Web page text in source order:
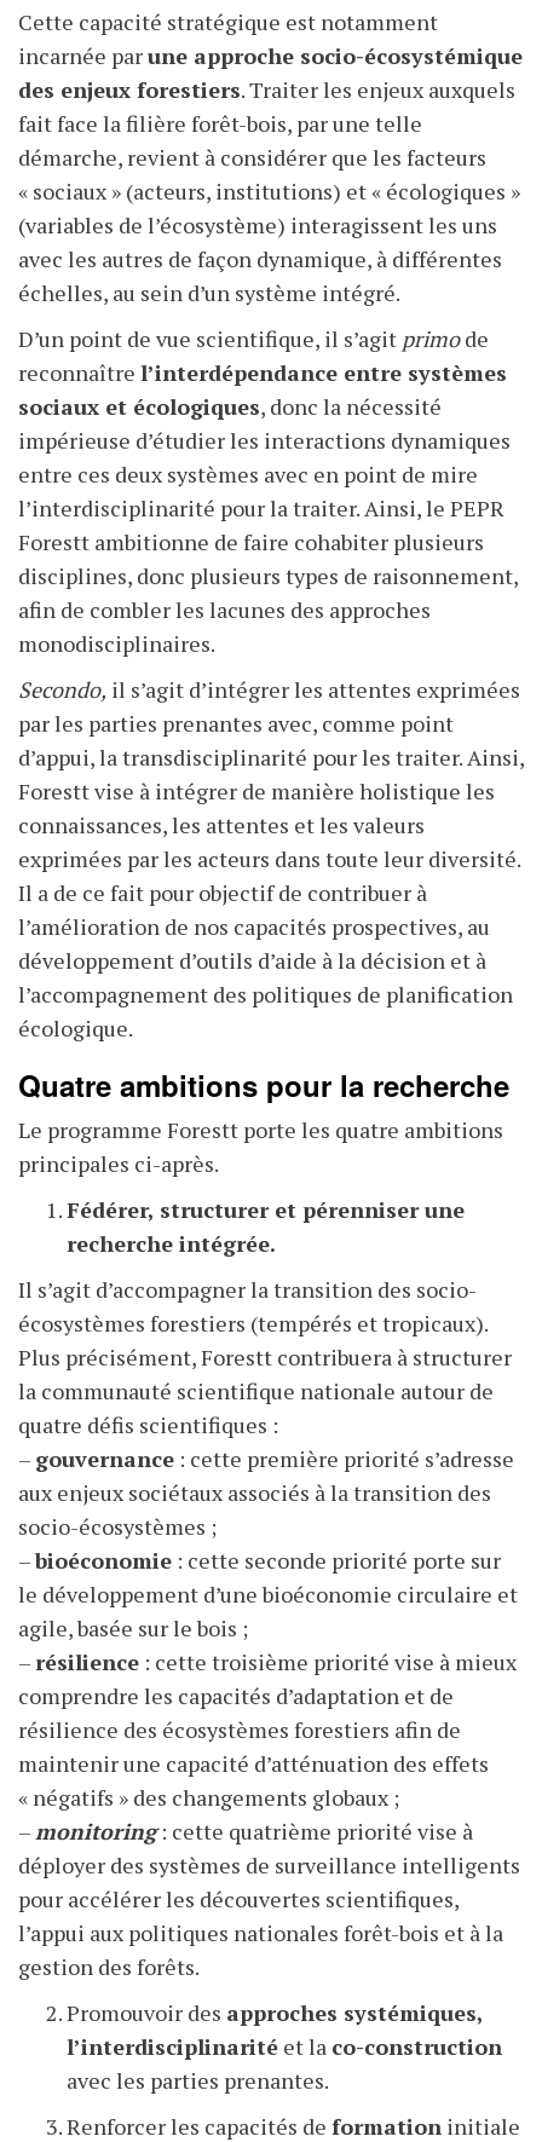
Cette capacité stratégique est notamment
incarnée parune approche socio-écosystémique
des enjeux forestiers. Traiter les enjeux auxquels
fait face la filière forêt-bois, par une telle
démarche, revient à considérer que les facteurs
« sociaux » (acteurs, institutions) et « écologiques »
(variables de l’écosystème) interagissent les uns
avec les autres de façon dynamique, à différentes
échelles, au sein d’un système intégré.
D’un point de vue scientifique, il s’agit primode
reconnaître l’interdépendance entre systèmes
sociaux et écologiques, donc la nécessité
impérieuse d’étudier les interactions dynamiques
entre ces deux systèmes avec en point de mire
l’interdisciplinarité pour la traiter. Ainsi, le PEPR
Forestt ambitionne de faire cohabiter plusieurs
disciplines, donc plusieurs types de raisonnement,
afin de combler les lacunes des approches
monodisciplinaires.
Secondo, il s’agit d’intégrer les attentes exprimées
par les parties prenantes avec, comme point
d’appui, la transdisciplinarité pour les traiter. Ainsi,
Forestt vise à intégrer de manière holistique les
connaissances, les attentes et les valeurs
exprimées par les acteurs dans toute leur diversité.
Il a de ce fait pour objectif de contribuer à
l’amélioration de nos capacités prospectives, au
développement d’outils d’aide à la décision et à
l’accompagnement des politiques de planification
écologique.
Quatre ambitions pour la recherche
Le programme Forestt porte les quatre ambitions
principales ci-après.
Fédérer, structurer et pérenniser une
recherche intégrée.
Il s’agit d’accompagner la transition des socio-
écosystèmes forestiers (tempérés et tropicaux).
Plus précisément, Forestt contribuera à structurer
la communauté scientifique nationale autour de
quatre défis scientifiques :
– gouvernance : cette première priorité s’adresse
aux enjeux sociétaux associés à la transition des
socio-écosystèmes ;
–bioéconomie : cette seconde priorité porte sur
le développement d’une bioéconomie circulaire et
agile, basée sur le bois ;
– résilience : cette troisième priorité vise à mieux
comprendre les capacités d’adaptation et de
résilience des écosystèmes forestiers afin de
maintenir une capacité d’atténuation des effets
« négatifs » des changements globaux ;
– monitoring: cette quatrième priorité vise à
déployer des systèmes de surveillance intelligents
pour accélérer les découvertes scientifiques,
l’appui aux politiques nationales forêt-bois et à la
gestion des forêts.
Promouvoir des approches systémiques,
l’interdisciplinarité et la co-construction
avec les parties prenantes.
Renforcer les capacités de formation initiale